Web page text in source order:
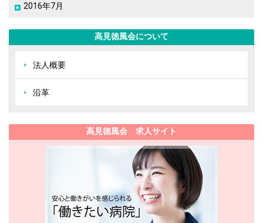
2016年7月
高見徳風会について
法人概要
沿革
高見徳風会 求人サイト